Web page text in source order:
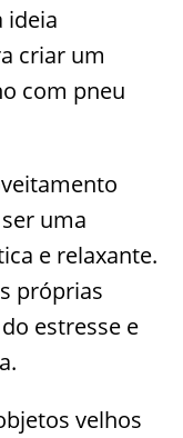
ideia
criar um
com pneu
uma
e relaxante.
próprias
estresse e
velhos